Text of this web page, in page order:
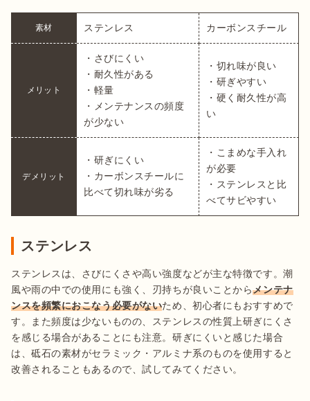
素材 ステンレス カーボンスチール
メリット
・さびにくい
・耐久性がある
・軽量
・メンテナンスの頻度
が少ない
・切れ味が良い
・研ぎやすい
・硬く耐久性が高
デメリット
・研ぎにくい
・カーボンスチールに
・こまめな手入れ
が必要
・ステンレスと比
べてサビやすい
ステンレス
ステンレスは、さびにくさや高い強度などが主な特徴です。潮
風や雨の中での使用にも強く、刃持ちが良いことからメンテナ
ンスを頻繁におこなう必要がないため、初心者にもおすすめで
す。また頻度は少ないものの、ステンレスの性質上研ぎにくさ
を感じる場合があることにも注意。研ぎにくいと感じた場合
は、砥石の素材がセラミック・アルミナ系のものを使用すると
改善されることもあるので、試してみてください。